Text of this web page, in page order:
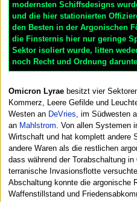
modernsten Schiffsdesigns
und die hier stationierten
den Besten in der Argonischen
die Finsternis hier nur geringe
Sektor isoliert wurde, litten
noch Recht und Ordnung
Omicron Lyraebesitzt vier
Kommerz, Leere Gefilde und
Westen an DeVries, im Südwesten
an Mahlstrom. Von allen Systemen
Wirtschaft und hat komplett andere
andere Waren als die restlichen
dass während der Torabschaltung
terranische Invasionsflotte
Abschaltung konnte die argonische
Waffenstillstand und